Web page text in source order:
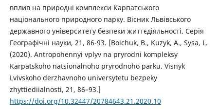
вплив на природні комплекси Карпатського
національного природного парку. Вісник Львівського
державного університету безпеки життєдіяльності. Серія
Географічні науки, 21, 86-93. [Boichuk, B., Kuzyk, A., Sysa, L.
(2020). Antropohennyi vplyv na pryrodni kompleksy
Karpatskoho natsionalnoho pryrodnoho parku. Visnyk
Lvivskoho derzhavnoho universytetu bezpeky
zhyttiediialnosti, 21, 86–93.]
https://doi.org/10.32447/20784643.21.2020.10